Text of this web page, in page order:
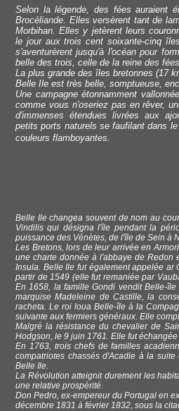
Belle Ile changea souvent de nom au
Vindilis qui désigna l'île pendant la
puissance des Vénètes, de l'île de Sein à
Les Bretons, lors de leur arrivée en
une charte donnée à l'abbaye de Redon
Insula. Belle Ile fut également appelée
partir de 1549 (elle fut remaniée par
En 1658, la famille Gondi vendit Belle-
marquise Madeleine de Castille, la
racheta. Le roi loua Belle-île à la
suivante aux fermiers généraux. Elle
Malgré la résistance du chevalier de
Hodgson, le 9 juin 1761. Elle fut
En 1763, trois chefs de familles
compatriotes chassés d'Acadie à la
Belle Ile.
La Révolution atteignit durement les
une relative prospérité.
Don Pedro, ex-empereur du Portugal en
décembre 1831 à février 1832, sous la
Selon la légende, des fées auraient
Brocéliande. Elles versèrent tant de
Morbihan. Elles y jetèrent leurs
le jour aux trois cent soixante-cinq
s'aventurèrent jusqu'à l'océan pour
belle des trois, celle de la reine des
La plus grande des îles bretonnes (17
Belle Ile est très belle, somptueuse,
Une campagne étonnamment
comme vous n'oseriez pas en rêver,
d'immenses étendues livrées aux
petits ports naturels se faufilant dans
couleurs flamboyantes.